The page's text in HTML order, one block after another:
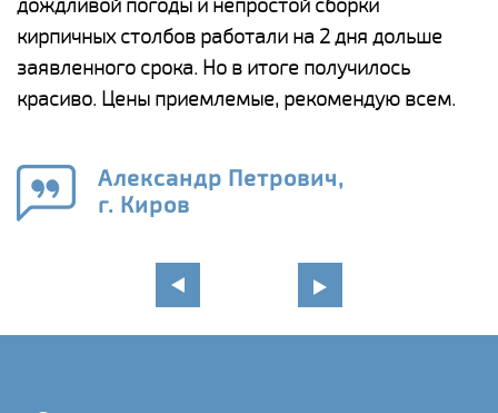
кирпичных столбов работали на 2 дня дольше
заявленного срока. Но в итоге получилось
красиво. Цены приемлемые, рекомендую всем.
Александр Петрович,
г. Киров